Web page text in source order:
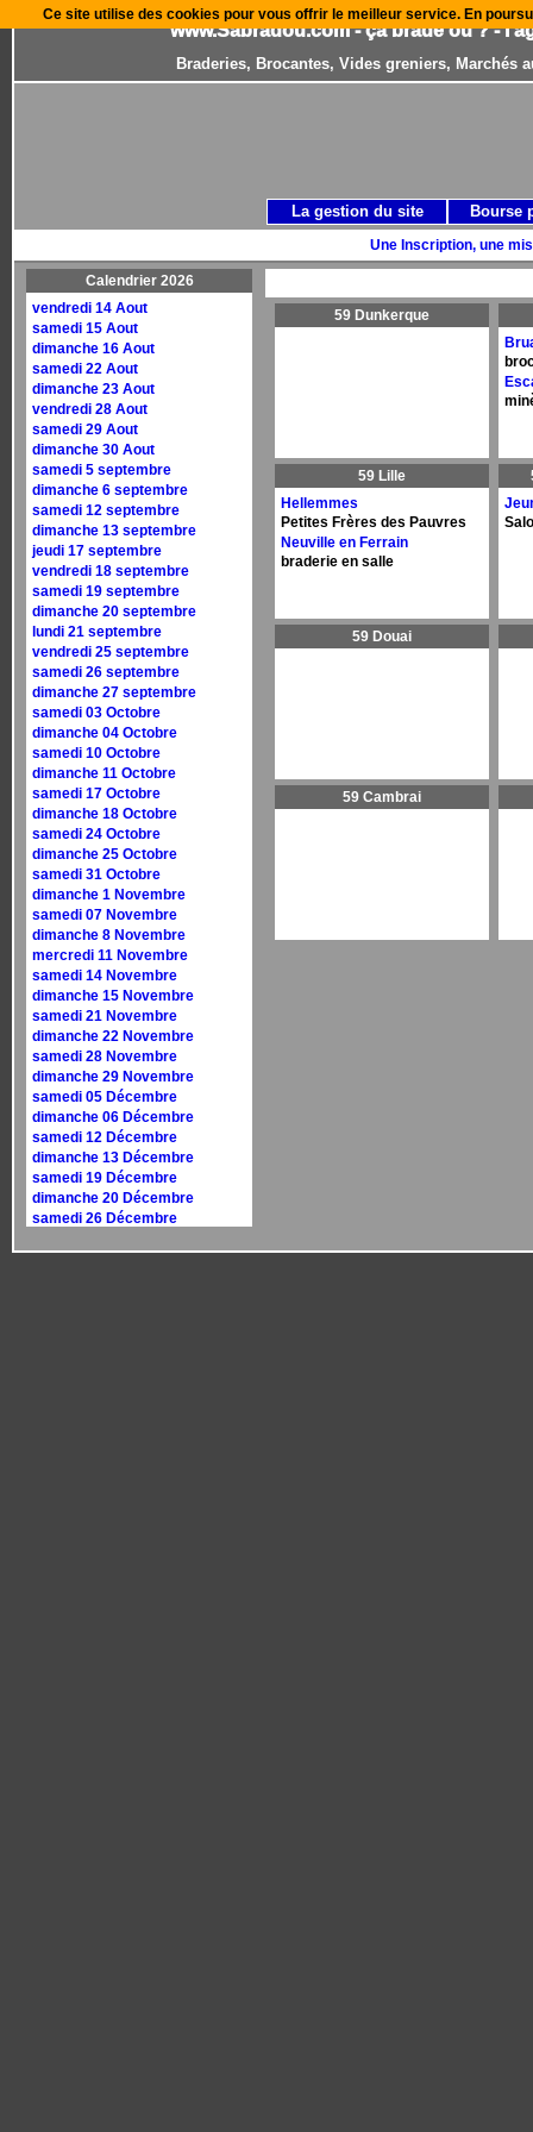
www.Sabradou.com - ça brade où ? -
Braderies, Brocantes, Vides greniers, Marchés
Une Inscription, une
Calendrier 2026
vendredi 14 Aout
samedi 15 Aout
dimanche 16 Aout
samedi 22 Aout
dimanche 23 Aout
vendredi 28 Aout
samedi 29 Aout
dimanche 30 Aout
samedi 5 septembre
dimanche 6 septembre
samedi 12 septembre
dimanche 13 septembre
jeudi 17 septembre
vendredi 18 septembre
samedi 19 septembre
dimanche 20 septembre
lundi 21 septembre
vendredi 25 septembre
samedi 26 septembre
dimanche 27 septembre
samedi 03 Octobre
dimanche 04 Octobre
samedi 10 Octobre
dimanche 11 Octobre
samedi 17 Octobre
dimanche 18 Octobre
samedi 24 Octobre
dimanche 25 Octobre
samedi 31 Octobre
dimanche 1 Novembre
samedi 07 Novembre
dimanche 8 Novembre
mercredi 11 Novembre
samedi 14 Novembre
dimanche 15 Novembre
samedi 21 Novembre
dimanche 22 Novembre
samedi 28 Novembre
dimanche 29 Novembre
samedi 05 Décembre
dimanche 06 Décembre
samedi 12 Décembre
dimanche 13 Décembre
samedi 19 Décembre
dimanche 20 Décembre
samedi 26 Décembre
59 Dunkerque
59 Lille
Hellemmes
Petites Frères des Pauvres
Neuville en Ferrain
braderie en salle
59 Douai
59 Cambrai
La gestion du site Bourse
Ce site utilise des cookies pour vous offrir le meilleur service. En